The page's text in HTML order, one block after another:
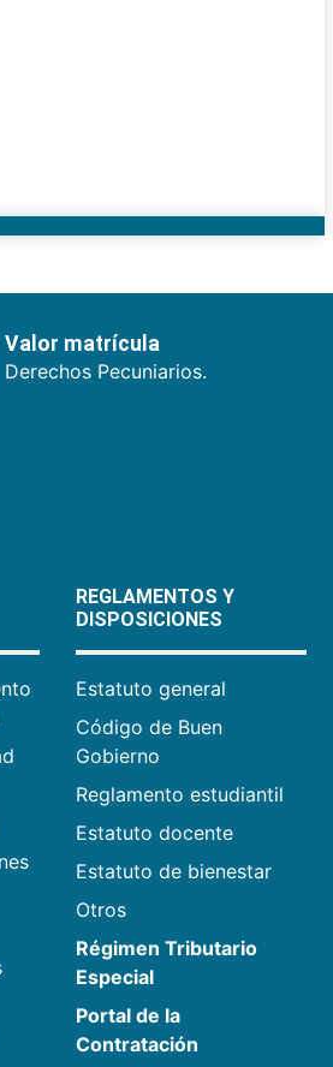
Valor matrícula
Derechos Pecuniarios.
REGLAMENTOS Y
DISPOSICIONES
Estatuto general
Código de Buen
Gobierno
Reglamento estudiantil
Estatuto docente
Estatuto de bienestar
Otros
Régimen Tributario
Especial
Portal de la
Contratación